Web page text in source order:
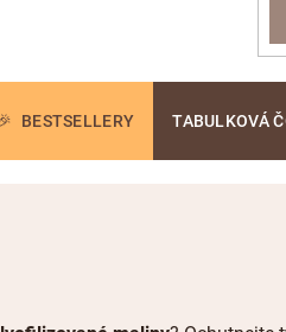
BESTSELLERY TABULKOVÁ